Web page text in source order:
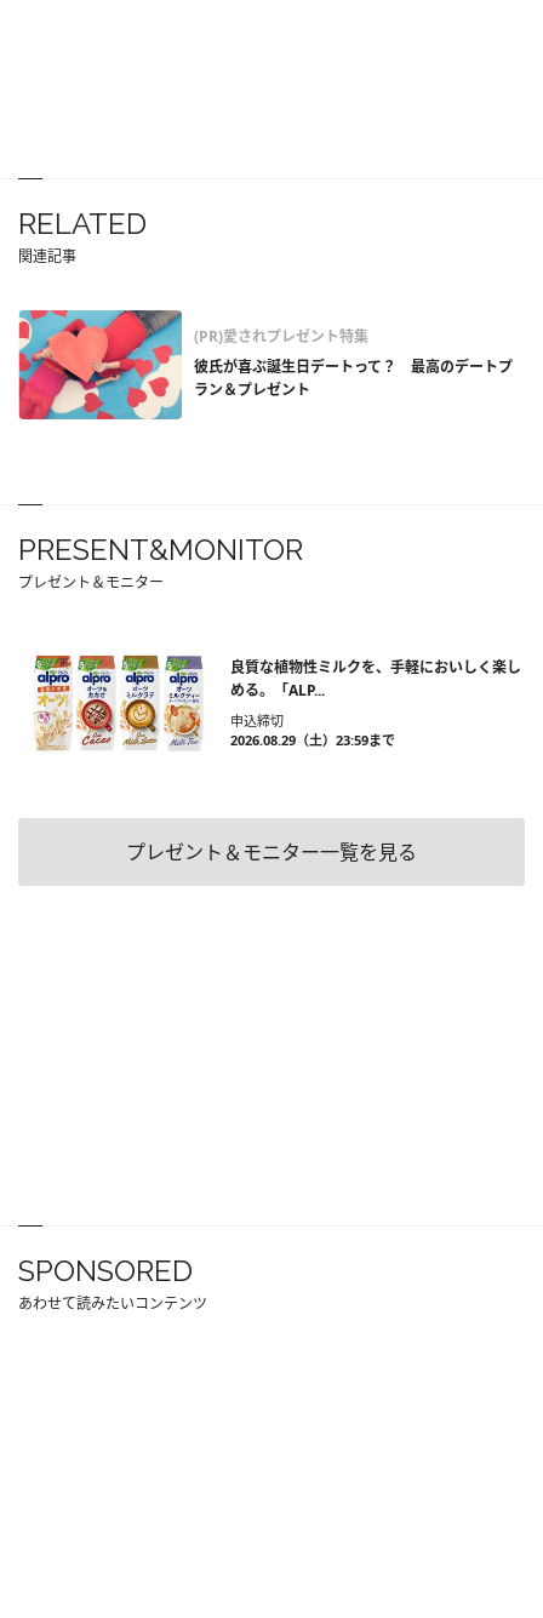
RELATED
関連記事
(PR)愛されプレゼント特集
彼氏が喜ぶ誕生日デートって？ 最高のデートプ
ラン＆プレゼント
PRESENT&MONITOR
プレゼント＆モニター
良質な植物性ミルクを、手軽においしく楽し
める。「ALP...
申込締切
2026.08.29（土）23:59まで
プレゼント＆モニター一覧を見る
SPONSORED
あわせて読みたいコンテンツ